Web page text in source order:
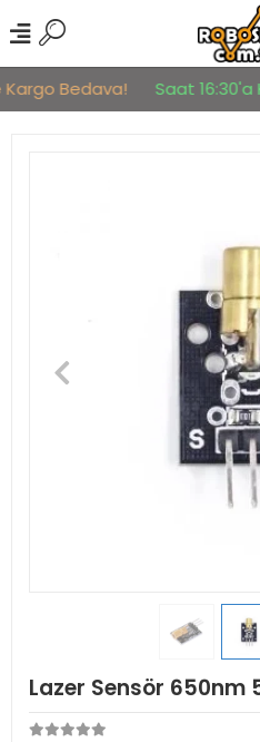
Bedava! Saat 16:30'a
Lazer Sensör 650nm